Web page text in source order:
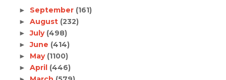
► September (161)
► August (232)
►July (498)
►June (414)
► May (1100)
► April (446)